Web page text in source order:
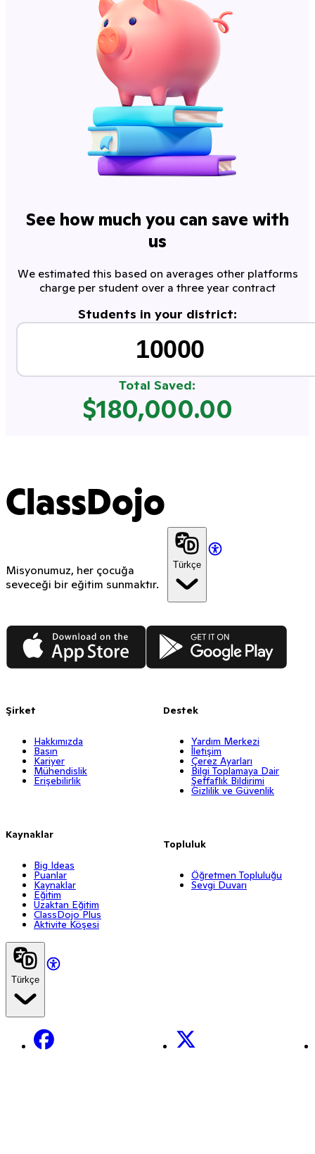
See how much you can save with
us
We estimated this based on averages other platforms
charge per student over a three year contract
Students in your district:
Total Saved:
$180,000.00
ClassDojo
Misyonumuz, her çocuğa
seveceği bir eğitim sunmaktır.
Türkçe
App Store Google Play
Şirket
Hakkımızda
Basın
Kariyer
Mühendislik
Erişebilirlik
Kaynaklar
Big Ideas
Puanlar
Kaynaklar
Eğitim
Uzaktan Eğitim
ClassDojo Plus
Aktivite Köşesi
Destek
Yardım Merkezi
İletişim
Çerez Ayarları
Bilgi Toplamaya Dair
Şeffaflık Bildirimi
Gizlilik ve Güvenlik
Topluluk
Öğretmen Topluluğu
Sevgi Duvarı
Türkçe
Facebook X